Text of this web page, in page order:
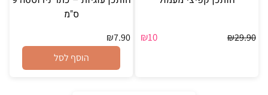
₪29.90
₪10
ס"מ
₪7.90
הוסף לסל